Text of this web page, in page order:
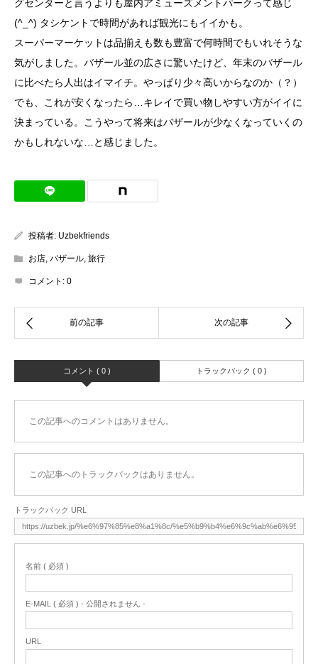
グセンターと言うよりも屋内アミューズメントパークって感じ
(^_^) タシケントで時間があれば観光にもイイかも。
スーパーマーケットは品揃えも数も豊富で何時間でもいれそうな
気がしました。バザール並の広さに驚いたけど、年末のバザール
に比べたら人出はイマイチ。やっぱり少々高いからなのか（？）
でも、これが安くなったら…キレイで買い物しやすい方がイイに
決まっている。こうやって将来はバザールが少なくなっていくの
かもしれないな…と感じました。
投稿者: Uzbekfriends
お店, バザール, 旅行
コメント: 0
コメント ( 0 ) トラックバック ( 0 )
この記事へのコメントはありません。
この記事へのトラックバックはありません。
トラックバック URL
名前 ( 必須 )
E-MAIL ( 必須 ) - 公開されません -
URL